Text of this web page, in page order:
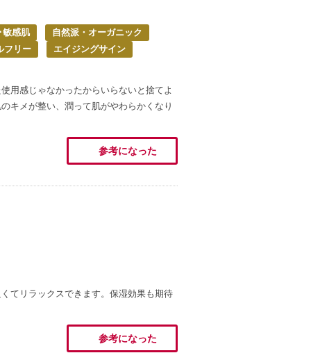
敏感肌
自然派・オーガニック
フリー
エイジングサイン
用感じゃなかったからいらないと捨てよ
キメが整い、潤って肌がやわらかくなり
参考になった
てリラックスできます。保湿効果も期待
参考になった